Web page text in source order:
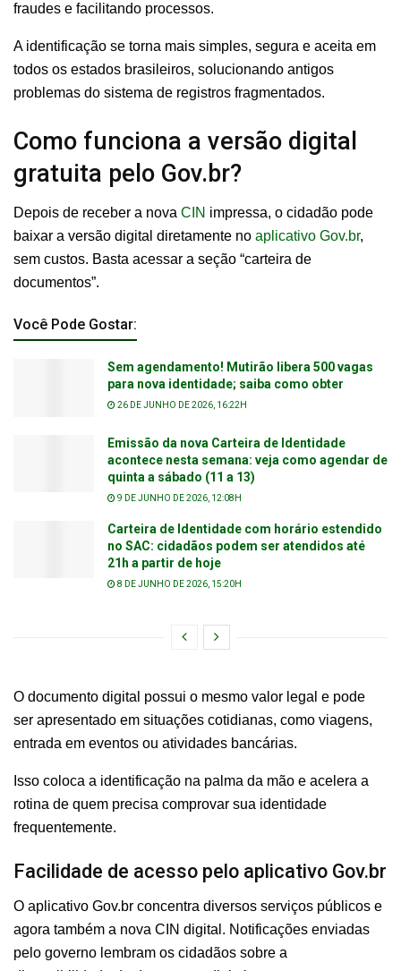
fraudes e facilitando processos.
A identificação se torna mais simples, segura e aceita em
todos os estados brasileiros, solucionando antigos
problemas do sistema de registros fragmentados.
Como funciona a versão digital
gratuita pelo Gov.br?
Depois de receber a nova CIN impressa, o cidadão pode
baixar a versão digital diretamente no aplicativo Gov.br,
sem custos. Basta acessar a seção “carteira de
documentos”.
Você Pode Gostar:
Sem agendamento! Mutirão libera 500 vagas
para nova identidade; saiba como obter
26 DE JUNHO DE 2026, 16:22H
Emissão da nova Carteira de Identidade
acontece nesta semana: veja como agendar de
quinta a sábado (11 a 13)
9 DE JUNHO DE 2026, 12:08H
Carteira de Identidade com horário estendido
no SAC: cidadãos podem ser atendidos até
21h a partir de hoje
8 DE JUNHO DE 2026, 15:20H
O documento digital possui o mesmo valor legal e pode
ser apresentado em situações cotidianas, como viagens,
entrada em eventos ou atividades bancárias.
Isso coloca a identificação na palma da mão e acelera a
rotina de quem precisa comprovar sua identidade
frequentemente.
Facilidade de acesso pelo aplicativo Gov.br
O aplicativo Gov.br concentra diversos serviços públicos e
agora também a nova CIN digital. Notificações enviadas
pelo governo lembram os cidadãos sobre a